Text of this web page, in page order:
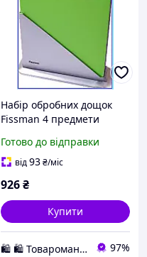
Набір обробних дощок
Fissman 4 предмети
для кухні в посудомийну
машину 32х19
Готово до відправки
від93₴/міс
926₴
Купити
🛍️ 🛍️ Товароманія 🛍️ 🛍️ 97%